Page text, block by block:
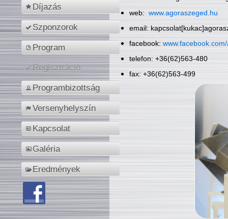
Díjazás
Szponzorok
Program
Regisztráció
Programbizottság
Versenyhelyszín
Kapcsolat
Galéria
Eredmények
web: www.agoraszeged.hu
email:
facebook:
telefon: +36(62)563-480
fax: +36(62)563-499